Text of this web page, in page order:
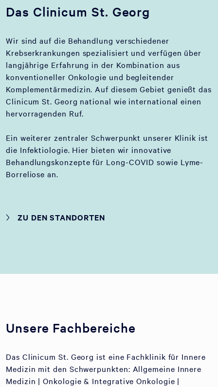
Das Clinicum St. Georg
Wir sind auf die Behandlung verschiedener
Krebserkrankungen spezialisiert und verfügen über
langjährige Erfahrung in der Kombination aus
konventioneller Onkologie und begleitender
Komplementärmedizin. Auf diesem Gebiet genießt das
Clinicum St. Georg national wie international einen
hervorragenden Ruf.
Ein weiterer zentraler Schwerpunkt unserer Klinik ist
die Infektiologie. Hier bieten wir innovative
Behandlungskonzepte für Long-COVID sowie Lyme-
Borreliose an.
ZU DEN STANDORTEN
Unsere Fachbereiche
Das Clinicum St. Georg ist eine Fachklinik für Innere
Medizin mit den Schwerpunkten: Allgemeine Innere
Medizin | Onkologie & Integrative Onkologie |